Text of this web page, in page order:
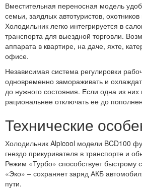
Вместительная переносная модель
семьи, заядлых автотуристов,
Холодильник легко интегрируется в
транспорта для выездной торговли.
аппарата в квартире, на даче, яхте,
офисе.
Независимая система регулировки
одновременно замораживать и
до нужного состояния. Если одна из них
рациональнее отключать ее до
Технические
Холодильник Alpicool модели BCD100
гнездо прикуривателя в транспорте и
Режим «Турбо» способствует быстрому
«Эко» – сохраняет заряд АКБ
пути.